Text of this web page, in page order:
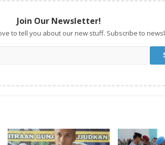
Join Our Newsletter!
to tell you about our new stuff. Subscribe to